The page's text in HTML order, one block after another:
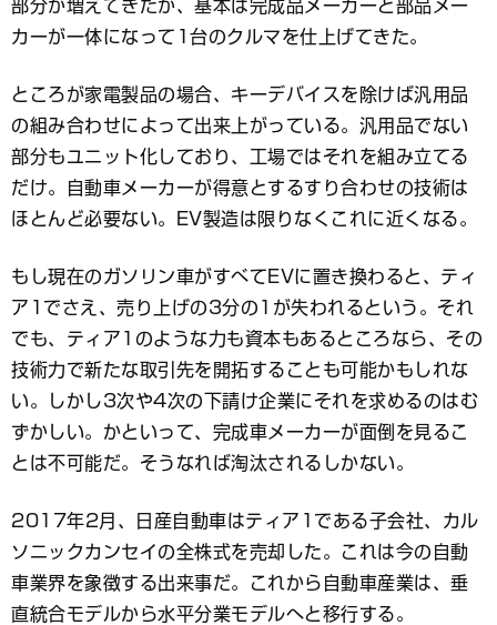
部分が増えてきたが、基本は完成品メーカーと部品メー
カーが一体になって1台のクルマを仕上げてきた。
ところが家電製品の場合、キーデバイスを除けば汎用品
の組み合わせによって出来上がっている。汎用品でない
部分もユニット化しており、工場ではそれを組み立てる
だけ。自動車メーカーが得意とするすり合わせの技術は
ほとんど必要ない。EV製造は限りなくこれに近くなる。
もし現在のガソリン車がすべてEVに置き換わると、ティ
ア1でさえ、売り上げの3分の1が失われるという。それ
でも、ティア1のような力も資本もあるところなら、その
技術力で新たな取引先を開拓することも可能かもしれな
い。しかし3次や4次の下請け企業にそれを求めるのはむ
ずかしい。かといって、完成車メーカーが面倒を見るこ
とは不可能だ。そうなれば淘汰されるしかない。
2017年2月、日産自動車はティア1である子会社、カル
ソニックカンセイの全株式を売却した。これは今の自動
車業界を象徴する出来事だ。これから自動車産業は、垂
直統合モデルから水平分業モデルへと移行する。